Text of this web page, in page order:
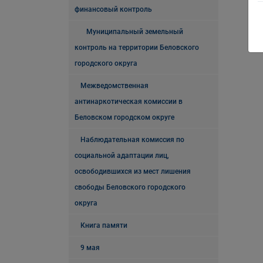
финансовый контроль
Муниципальный земельный
контроль на территории Беловского
городского округа
Межведомственная
антинаркотическая комиссии в
Беловском городском округе
Наблюдательная комиссия по
социальной адаптации лиц,
освободившихся из мест лишения
свободы Беловского городского
округа
Книга памяти
9 мая